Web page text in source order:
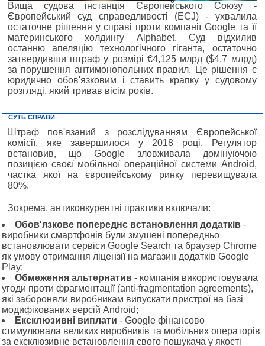
Вища судова інстанція Європейського Союзу -
Європейський суд справедливості (ECJ) - ухвалила
остаточне рішення у справі проти компанії Google та її
материнського холдингу Alphabet. Суд відхилив
останню апеляцію технологічного гіганта, остаточно
затвердивши штраф у розмірі €4,125 млрд ($4,7 млрд)
за порушення антимонопольних правил. Це рішення є
юридично обов'язковим і ставить крапку у судовому
розгляді, який тривав вісім років.
СУТЬ СПРАВИ
Штраф пов'язаний з розслідуванням Європейської
комісії, яке завершилося у 2018 році. Регулятор
встановив, що Google зловживала домінуючою
позицією своєї мобільної операційної системи Android,
частка якої на європейському ринку перевищувала
80%.
Зокрема, антиконкурентні практики включали:
Обов'язкове попереднє встановлення додатків -
виробники смартфонів були змушені попередньо
встановлювати сервіси Google Search та браузер Chrome
як умову отримання ліцензії на магазин додатків Google
Play;
Обмеження альтернатив - компанія використовувала
угоди проти фрагментації (anti-fragmentation agreements),
які забороняли виробникам випускати пристрої на базі
модифікованих версій Android;
Ексклюзивні виплати - Google фінансово
стимулювала великих виробників та мобільних операторів
за ексклюзивне встановлення свого пошукача у якості